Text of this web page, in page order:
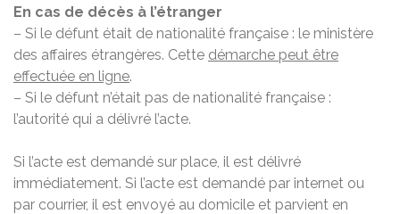
En cas de décès à l’étranger
– Si le défunt était de nationalité française : le ministère
des affaires étrangères. Cette démarche peut être
effectuée en ligne.
– Si le défunt n’était pas de nationalité française :
l’autorité qui a délivré l’acte.
Si l’acte est demandé sur place, il est délivré
immédiatement. Si l’acte est demandé par internet ou
par courrier, il est envoyé au domicile et parvient en